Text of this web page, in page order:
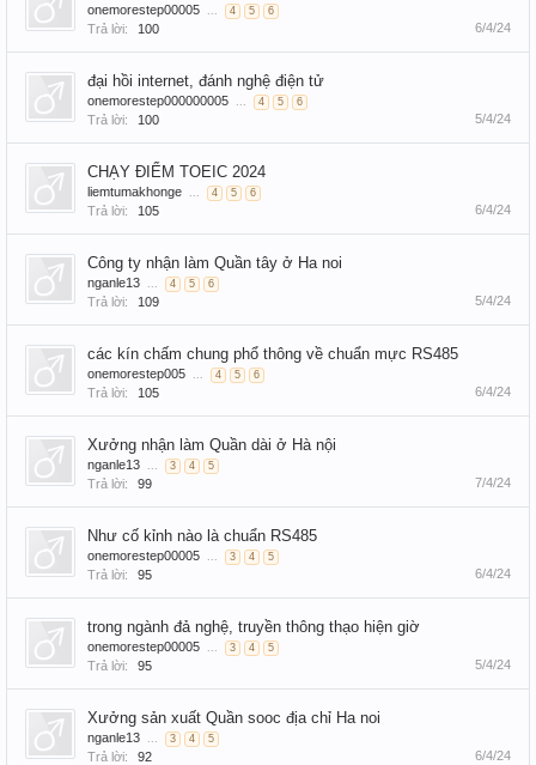
onemorestep00005 ... 4 5 6
Trả lời: 100 6/4/24
đại hồi internet, đánh nghệ điện tử
onemorestep000000005 ... 4 5 6
Trả lời: 100 5/4/24
CHẠY ĐIỂM TOEIC 2024
liemtumakhonge ... 4 5 6
Trả lời: 105 6/4/24
Công ty nhận làm Quần tây ở Ha noi
nganle13 ... 4 5 6
Trả lời: 109 5/4/24
các kín chấm chung phổ thông về chuẩn mực RS485
onemorestep005 ... 4 5 6
Trả lời: 105 6/4/24
Xưởng nhận làm Quần dài ở Hà nội
nganle13 ... 3 4 5
Trả lời: 99 7/4/24
Như cố kỉnh nào là chuẩn RS485
onemorestep00005 ... 3 4 5
Trả lời: 95 6/4/24
trong ngành đả nghệ, truyền thông thạo hiện giờ
onemorestep00005 ... 3 4 5
Trả lời: 95 5/4/24
Xưởng sản xuất Quần sooc địa chỉ Ha noi
nganle13 ... 3 4 5
Trả lời: 92 6/4/24